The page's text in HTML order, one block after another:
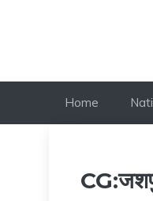
Home